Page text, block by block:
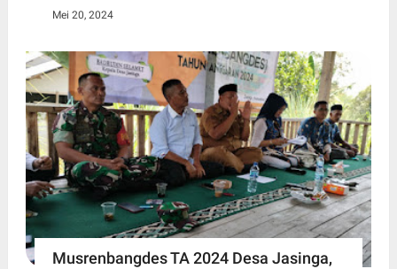
Mei 20, 2024
Musrenbangdes TA 2024 Desa Jasinga,